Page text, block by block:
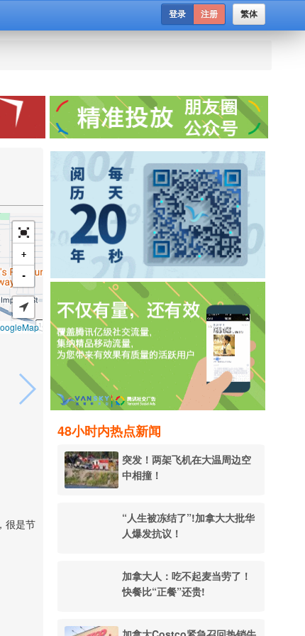
繁体
登录 注册
48小时内热点新闻
突发！两架飞机在大温周边空
中相撞！
“人生被冻结了”!加拿大大批华
人爆发抗议！
加拿大人：吃不起麦当劳了！
快餐比“正餐”还贵!
+
-
很是节